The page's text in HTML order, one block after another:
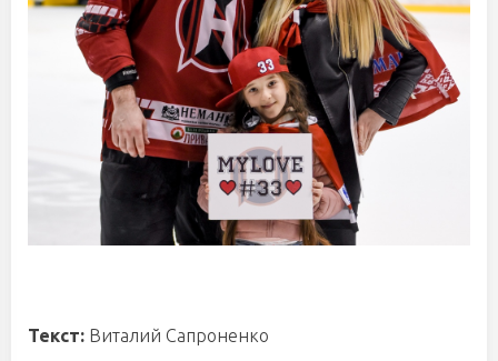
Текст: Виталий Сапроненко